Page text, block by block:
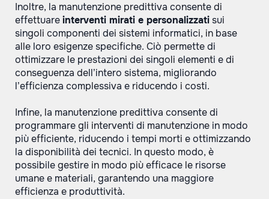
Inoltre, la manutenzione predittiva consente di
effettuareinterventi mirati e personalizzatisui
singoli componenti dei sistemi informatici, in base
alle loro esigenze specifiche. Ciò permette di
ottimizzare le prestazioni dei singoli elementi e di
conseguenza dell’intero sistema, migliorando
l’efficienza complessiva e riducendo i costi.
Infine, la manutenzione predittiva consente di
programmare gli interventi di manutenzione in modo
più efficiente, riducendo i tempi morti e ottimizzando
la disponibilità dei tecnici. In questo modo, è
possibile gestire in modo più efficace le risorse
umane e materiali, garantendo una maggiore
efficienza e produttività.